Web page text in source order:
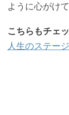
ように心がけて
こちらもチェ
人生のステー